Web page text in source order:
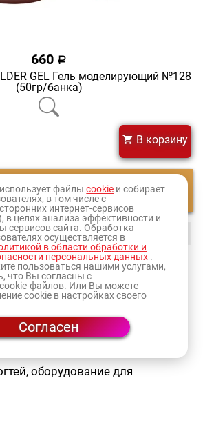
660 a
GEL Гель моделирующий №128
(50гр/банка)
В корзину
Смотреть еще
5 6 7 8 9
15 16 17 18
и товар доставят в ближайший к
RuNail достаточной
для депиляции,
оборудование для
файлыcookie и собирает
в том числе с
интернет-сервисов
в целях анализа эффективности и
сервисов сайта. Обработка
осуществляется в
в области обработки и
персональных данных .
пользоваться нашими услугами,
что Вы согласны с
файлов. Или Вы можете
cookie в настройках своего
Согласен